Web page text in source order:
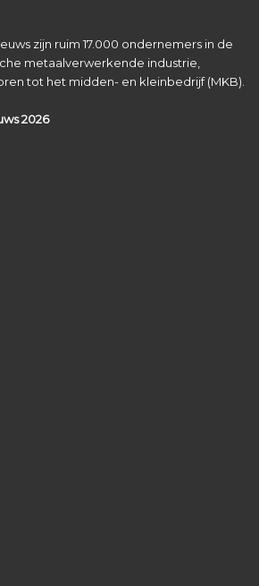
zijn ruim 17.000 ondernemers in de
metaalverwerkende industrie,
tot het midden- en kleinbedrijf (MKB).
2026